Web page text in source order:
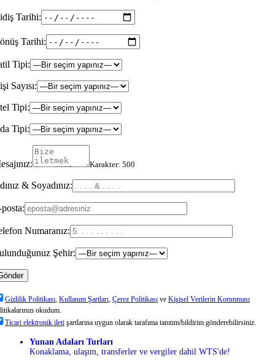
Tarihi:
Tarihi:
Tipi:
Sayısı:
Tipi:
Tipi:
Karakter: 500
& Soyadınız:
Numaranız:
Şehir:
Gizlilik Politikası, Kullanım Şartları, Çerez Politikası ve Kişisel Verilerin Korunması
okudum.
Ticari elektronik ileti şartlarına uygun olarak tarafıma tanıtım/bildirim gönderebilirsiniz.
Yunan Adaları Turları
Konaklama, ulaşım, transferler ve vergiler dahil WTS'de!